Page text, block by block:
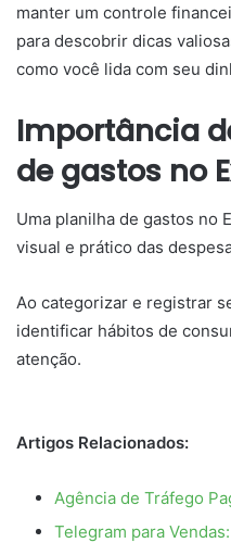
manter um controle
para descobrir dicas
como você lida com seu
Importância
de gastos no
Uma planilha de gastos no
visual e prático das
Ao categorizar e registrar
identificar hábitos de
atenção.
Artigos Relacionados:
Agência de Tráfego
Telegram para